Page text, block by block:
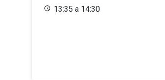
13:35 a 14:30